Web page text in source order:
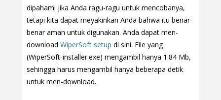
dipahami jika Anda ragu-ragu untuk mencobanya,
tetapi kita dapat meyakinkan Anda bahwa itu benar-
benar aman untuk digunakan. Anda dapat men-
download WiperSoft setup di sini. File yang
(WiperSoft-installer.exe) mengambil hanya 1.84 Mb,
sehingga harus mengambil hanya beberapa detik
untuk men-download.